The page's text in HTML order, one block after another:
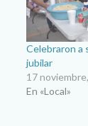
Celebraron a
jubilar
17
En «Local»